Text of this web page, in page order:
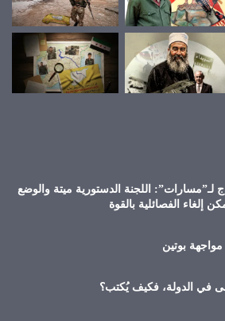
لـ”مسارات”: اللجنة الدستورية ميتة والوضع
إلغاء الفصائلية بالقوة
بوتين
في الدولة، فكيف يُكتب؟